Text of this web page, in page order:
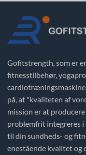
Gofitstrength, som er
fitnesstilbehør,
på, at "kvaliteten af
mission er at
problemfrit integreres
til din sundheds- og
enestående kvalitet og